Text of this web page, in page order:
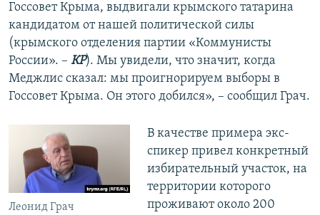
Госсовет Крыма, выдвигали крымского татарина
кандидатом от нашей политической силы
(крымского отделения партии «Коммунисты
России». – КР). Мы увидели, что значит, когда
Меджлис сказал: мы проигнорируем выборы в
Госсовет Крыма. Он этого добился», – сообщил Грач.
Леонид Грач
В качестве примера экс-
спикер привел конкретный
избирательный участок, на
территории которого
проживают около 200